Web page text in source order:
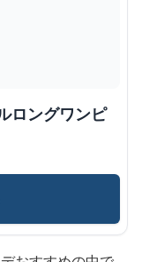
ロングワンピ